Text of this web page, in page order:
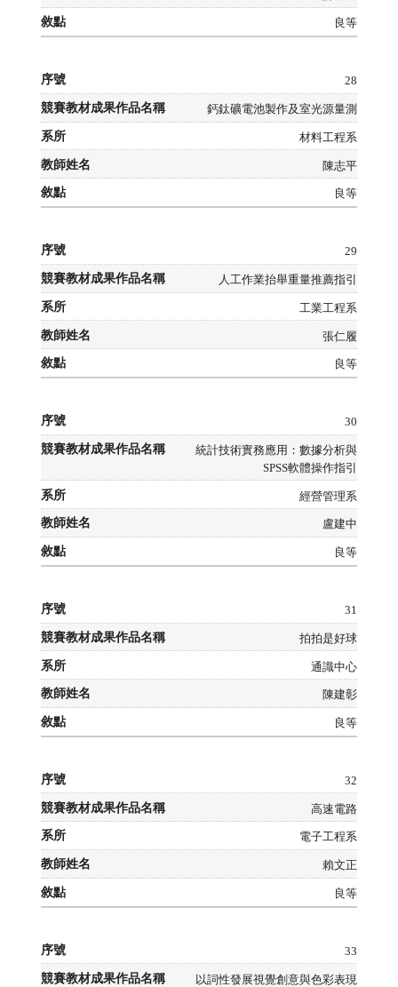
良等
28
鈣鈦礦電池製作及室光源量測
材料工程系
陳志平
良等
29
人工作業抬舉重量推薦指引
工業工程系
張仁履
良等
30
統計技術實務應用：數據分析與
SPSS軟體操作指引
經營管理系
盧建中
良等
31
拍拍是好球
通識中心
陳建彰
良等
32
高速電路
電子工程系
賴文正
良等
33
以詞性發展視覺創意與色彩表現